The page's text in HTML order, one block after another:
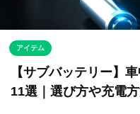
アイテム
【サブバッテリー】
11選｜選び方や充電